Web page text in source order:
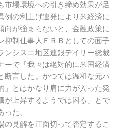
市場環境への引き締め効果が足
例の利上げ連発により米経済に
向が強まらないと、金融政策に
抑制仕事人ＦＲＢとしての面子
ンシスコ地区連銀デイリー総裁
ーで「我々は絶対的に米国経済
断言した。かつては温和な元ハ
」とはかなり肩に力が入った発
が上昇するようでは困る」とで
った。
の見解を正面切って否定するこ